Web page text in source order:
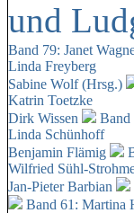
und
Band 79: Janet
Linda Freyberg
Sabine Wolf (Hrsg.)
Katrin Toetzke
Dirk Wissen
Band
Linda Schünhoff
Benjamin Flämig
Wilfried Sühl-
Jan-Pieter Barbian
Band 61: Martina